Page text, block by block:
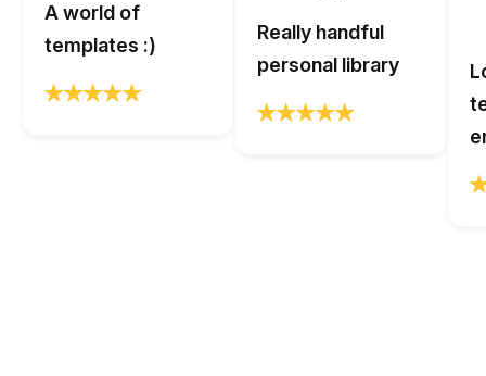
A world of
templates :)
Really handful
personal library